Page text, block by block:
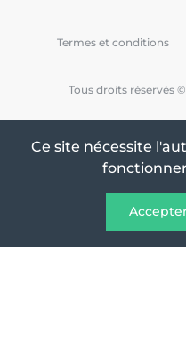
Tous droits réservés
Termes et conditions
Ce site nécessite